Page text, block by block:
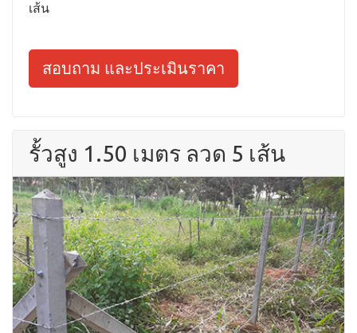
เส้น
สอบถาม และประเมินราคา
รั้วสูง 1.50 เมตร ลวด 5 เส้น